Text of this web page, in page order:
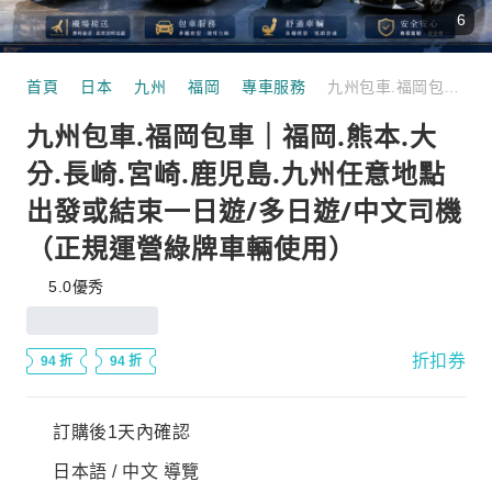
6
首頁 日本 九州 福岡 專車服務
九州包車.福岡包車｜福岡.熊本.大
分.長崎.宮崎.鹿児島.九州任意地點
出發或結束一日遊/多日遊/中文司機
（正規運營綠牌車輛使用）
5.0優秀
94 折 94 折 折扣券
訂購後1天內確認
日本語 / 中文 導覽